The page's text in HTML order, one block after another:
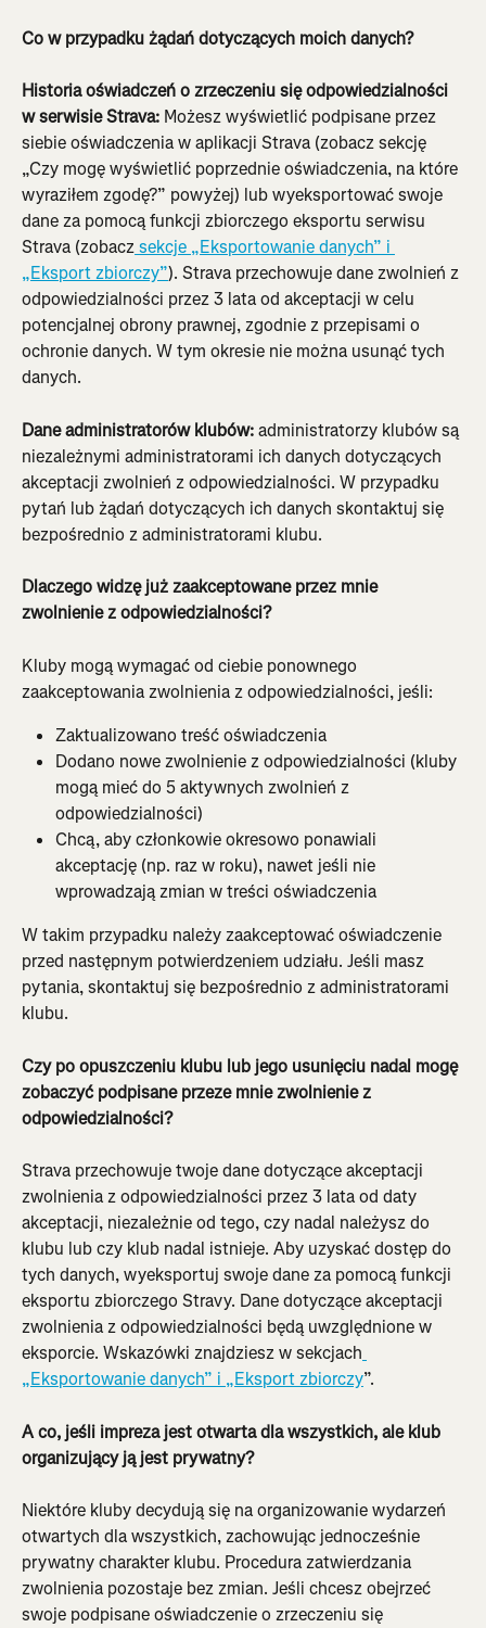
Co w przypadku żądań dotyczących moich danych?
Historia oświadczeń o zrzeczeniu się odpowiedzialności
w serwisie Strava: Możesz wyświetlić podpisane przez
siebie oświadczenia w aplikacji Strava (zobacz sekcję
„Czy mogę wyświetlić poprzednie oświadczenia, na które
wyraziłem zgodę?” powyżej) lub wyeksportować swoje
dane za pomocą funkcji zbiorczego eksportu serwisu
Strava (zobacz sekcje „Eksportowanie danych” i
„Eksport zbiorczy”). Strava przechowuje dane zwolnień z
odpowiedzialności przez 3 lata od akceptacji w celu
potencjalnej obrony prawnej, zgodnie z przepisami o
ochronie danych. W tym okresie nie można usunąć tych
danych.
Dane administratorów klubów: administratorzy klubów są
niezależnymi administratorami ich danych dotyczących
akceptacji zwolnień z odpowiedzialności. W przypadku
pytań lub żądań dotyczących ich danych skontaktuj się
bezpośrednio z administratorami klubu.
Dlaczego widzę już zaakceptowane przez mnie
zwolnienie z odpowiedzialności?
Kluby mogą wymagać od ciebie ponownego
zaakceptowania zwolnienia z odpowiedzialności, jeśli:
Zaktualizowano treść oświadczenia
Dodano nowe zwolnienie z odpowiedzialności (kluby
mogą mieć do 5 aktywnych zwolnień z
odpowiedzialności)
Chcą, aby członkowie okresowo ponawiali
akceptację (np. raz w roku), nawet jeśli nie
wprowadzają zmian w treści oświadczenia
W takim przypadku należy zaakceptować oświadczenie
przed następnym potwierdzeniem udziału. Jeśli masz
pytania, skontaktuj się bezpośrednio z administratorami
klubu.
Czy po opuszczeniu klubu lub jego usunięciu nadal mogę
zobaczyć podpisane przeze mnie zwolnienie z
odpowiedzialności?
Strava przechowuje twoje dane dotyczące akceptacji
zwolnienia z odpowiedzialności przez 3 lata od daty
akceptacji, niezależnie od tego, czy nadal należysz do
klubu lub czy klub nadal istnieje. Aby uzyskać dostęp do
tych danych, wyeksportuj swoje dane za pomocą funkcji
eksportu zbiorczego Stravy. Dane dotyczące akceptacji
zwolnienia z odpowiedzialności będą uwzględnione w
eksporcie. Wskazówki znajdziesz w sekcjach
„Eksportowanie danych” i „Eksport zbiorczy”.
A co, jeśli impreza jest otwarta dla wszystkich, ale klub
organizujący ją jest prywatny?
Niektóre kluby decydują się na organizowanie wydarzeń
otwartych dla wszystkich, zachowując jednocześnie
prywatny charakter klubu. Procedura zatwierdzania
zwolnienia pozostaje bez zmian. Jeśli chcesz obejrzeć
swoje podpisane oświadczenie o zrzeczeniu się